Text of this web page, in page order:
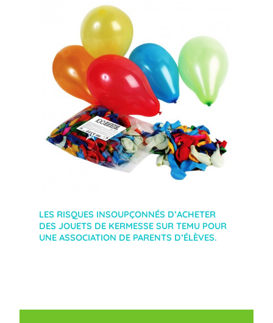
LES RISQUES INSOUPÇONNÉS D’ACHETER
DES JOUETS DE KERMESSE SUR TEMU POUR
UNE ASSOCIATION DE PARENTS D’ÉLÈVES.